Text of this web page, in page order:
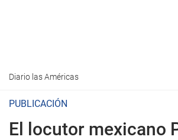
Diario las Américas
PUBLICACIÓN
El locutor mexicano